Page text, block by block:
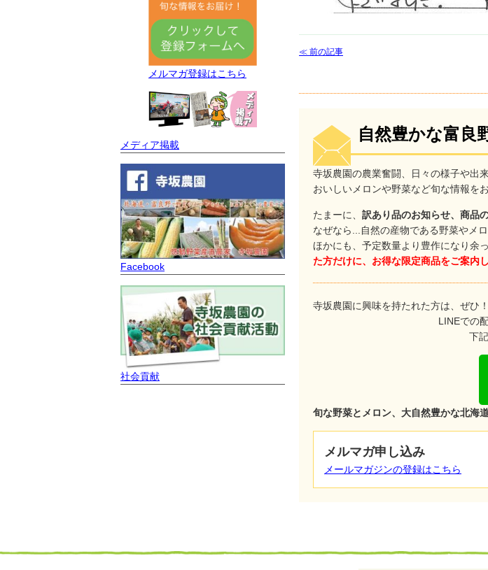
≪ 前の記事
自然豊かな富良
寺坂農園の農業奮闘、日々の様子や出
おいしいメロンや野菜など旬な情報を
たまーに、 訳あり品のお知らせ、商品
なぜなら...自然の産物である野菜やメ
ほかにも、予定数量より豊作になり余
た方だけに、お得な限定商品をご案内し
寺坂農園に興味を持たれた方は、ぜひ
LINEでの
下
旬な野菜とメロン、大自然豊かな北海
メルマガ申し込み
メールマガジンの登録はこちら
メルマガ登録はこちら
メディア掲載
Facebook
社会貢献